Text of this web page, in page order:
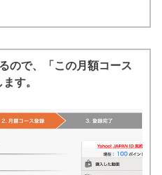
ので、「この月額コース
す。